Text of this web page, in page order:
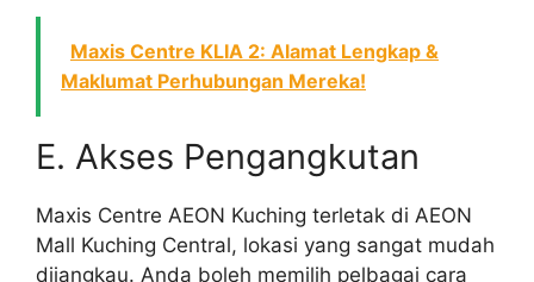
Maxis Centre KLIA 2: Alamat Lengkap &
Maklumat Perhubungan Mereka!
E. Akses Pengangkutan
Maxis Centre AEON Kuching terletak di AEON
Mall Kuching Central, lokasi yang sangat mudah
dijangkau. Anda boleh memilih pelbagai cara